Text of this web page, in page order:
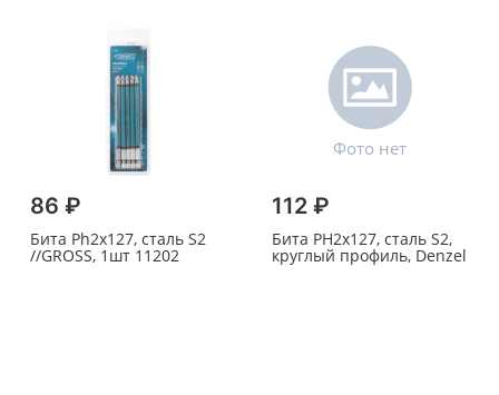
86 ₽
Бита Ph2х127, сталь S2
//GROSS, 1шт 11202
112 ₽
Бита PH2х127, сталь S2,
круглый профиль, Denzel